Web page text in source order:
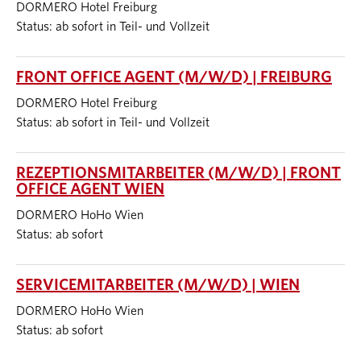
DORMERO Hotel Freiburg
Status: ab sofort in Teil- und Vollzeit
FRONT OFFICE AGENT (M/W/D) | FREIBURG
DORMERO Hotel Freiburg
Status: ab sofort in Teil- und Vollzeit
REZEPTIONSMITARBEITER (M/W/D) | FRONT
OFFICE AGENT WIEN
DORMERO HoHo Wien
Status: ab sofort
SERVICEMITARBEITER (M/W/D) | WIEN
DORMERO HoHo Wien
Status: ab sofort